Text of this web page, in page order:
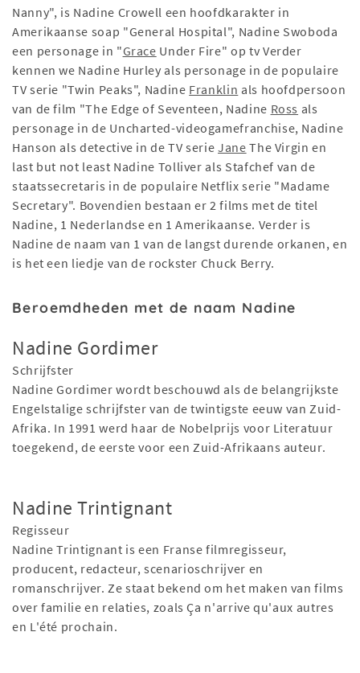
Nanny", is Nadine Crowell een hoofdkarakter in
Amerikaanse soap "General Hospital", Nadine Swoboda
een personage in "Grace Under Fire" op tv Verder
kennen we Nadine Hurley als personage in de populaire
TV serie "Twin Peaks", Nadine Franklin als hoofdpersoon
van de film "The Edge of Seventeen, Nadine Ross als
personage in de Uncharted-videogamefranchise, Nadine
Hanson als detective in de TV serieJane The Virgin en
last but not least Nadine Tolliver als Stafchef van de
staatssecretaris in de populaire Netflix serie "Madame
Secretary". Bovendien bestaan er 2 films met de titel
Nadine, 1 Nederlandse en 1 Amerikaanse. Verder is
Nadine de naam van 1 van de langst durende orkanen, en
is het een liedje van de rockster Chuck Berry.
Beroemdheden met de naam Nadine
Nadine Gordimer
Schrijfster
Nadine Gordimer wordt beschouwd als de belangrijkste
Engelstalige schrijfster van de twintigste eeuw van Zuid-
Afrika. In 1991 werd haar de Nobelprijs voor Literatuur
toegekend, de eerste voor een Zuid-Afrikaans auteur.
Nadine Trintignant
Regisseur
Nadine Trintignant is een Franse filmregisseur,
producent, redacteur, scenarioschrijver en
romanschrijver. Ze staat bekend om het maken van films
over familie en relaties, zoals Ça n'arrive qu'aux autres
en L'été prochain.